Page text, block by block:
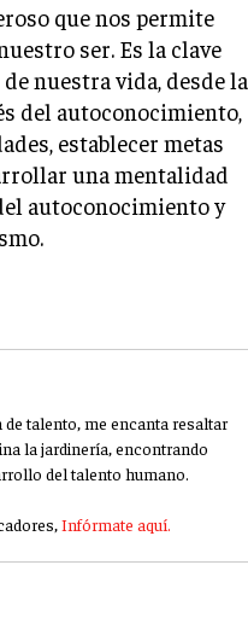
que nos permite
ser. Es la clave
nuestra vida, desde la
del autoconocimiento,
establecer metas
una mentalidad
autoconocimiento y
talento, me encanta resaltar
la jardinería, encontrando
del talento humano.
Infórmate aquí.